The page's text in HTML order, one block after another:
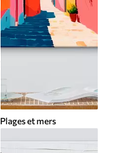
Plages et mers